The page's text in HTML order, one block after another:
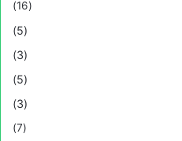
(16)
(5)
(3)
(5)
(3)
(7)